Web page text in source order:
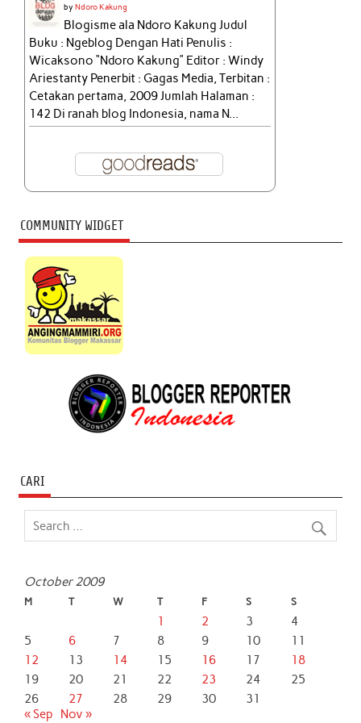
byNdoro Kakung
Blogisme ala Ndoro Kakung Judul
Buku : Ngeblog Dengan Hati Penulis :
Wicaksono “Ndoro Kakung” Editor : Windy
Ariestanty Penerbit : Gagas Media, Terbitan :
Cetakan pertama, 2009 Jumlah Halaman :
142 Di ranah blog Indonesia, nama N...
COMMUNITY WIDGET
CARI
October 2009
M T W T F S S
1 2 3
4
5
6 7 8 9 10
11
12
13 14 15 16 17
18
19
20 21 22 23 24
25
26
27 28 29 30
31
« Sep
Nov »